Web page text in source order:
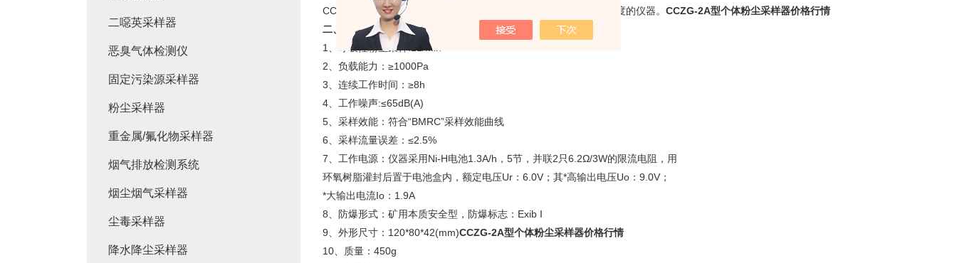
CCZG-2A型个体粉尘采样器是一种测定一个工班内空气粉尘平均浓度的仪器。 CCZG-2A型个体粉尘采样器价格行情
二、产品参数
1、呼吸性粉尘采样:2L/min
2、负载能力：≥1000Pa
3、连续工作时间：≥8h
4、工作噪声:≤65dB(A)
5、采样效能：符合“BMRC”采样效能曲线
6、采样流量误差：≤2.5%
7、工作电源：仪器采用Ni-H电池1.3A/h，5节，并联2只6.2Ω/3W的限流电阻，用
环氧树脂灌封后置于电池盒内，额定电压Ur：6.0V；其*高输出电压Uo：9.0V；
*大输出电流Io：1.9A
8、防爆形式：矿用本质安全型，防爆标志：Exib I
9、外形尺寸：120*80*42(mm)CCZG-2A型个体粉尘采样器价格行情
10、质量：450g
二噁英采样器
恶臭气体检测仪
固定污染源采样器
粉尘采样器
重金属/氟化物采样器
烟气排放检测系统
烟尘烟气采样器
尘毒采样器
降水降尘采样器